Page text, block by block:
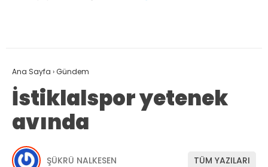
Ana Sayfa ›Gündem
İstiklalspor yetenek
avında
ŞÜKRÜ NALKESEN TÜM YAZILARI